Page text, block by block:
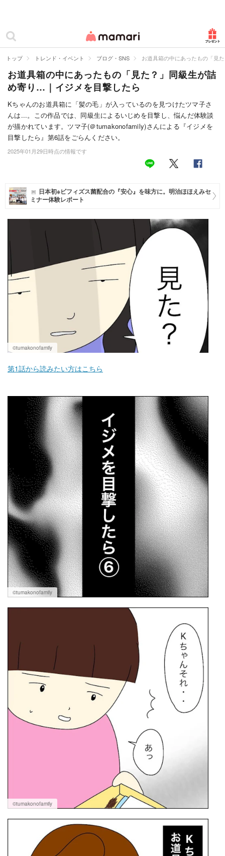
ママリ
カテゴリー一覧
妊娠
出産
赤ちゃん・育児
子育て・家族
お仕事
住まい
トレンド・イベント
トップ トレンド・イベント ブログ・SNS お道具箱の中にあったもの「見
お道具箱の中にあったもの「見た？」同級生が詰
め寄り…｜イジメを目撃したら
Kちゃんのお道具箱に「髪の毛」が入っているのを見つけたツマ子さ
んは...。この作品では、同級生によるいじめを目撃し、悩んだ体験談
が描かれています。ツマ子(＠tumakonofamily)さんによる『イジメを
目撃したら』第6話をごらんください。
2025年01月29日時点の情報です
日本初※ビフィズス菌配合の『安心』を味方に。明治ほほえみセ
ミナー体験レポート
©tumakonofamily
第1話から読みたい方はこちら
©tumakonofamily
©tumakonofamily